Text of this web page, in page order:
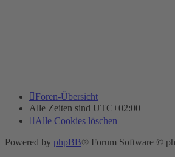
Foren-Übersicht
Alle Zeiten sind UTC+02:00
Alle Cookies löschen
Powered by phpBB® Forum Software ©